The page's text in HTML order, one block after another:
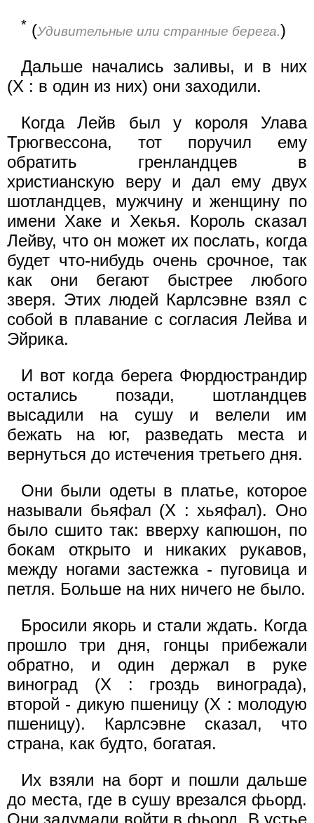
* (Удивительные или странные берега.)
Дальше начались заливы, и в них
(X : в один из них) они заходили.
Когда Лейв был у короля Улава
Трюгвессона, тот поручил ему
обратить гренландцев в
христианскую веру и дал ему двух
шотландцев, мужчину и женщину по
имени Хаке и Хекья. Король сказал
Лейву, что он может их послать, когда
будет что-нибудь очень срочное, так
как они бегают быстрее любого
зверя. Этих людей Карлсэвне взял с
собой в плавание с согласия Лейва и
Эйрика.
И вот когда берега Фюрдюстрандир
остались позади, шотландцев
высадили на сушу и велели им
бежать на юг, разведать места и
вернуться до истечения третьего дня.
Они были одеты в платье, которое
называли бьяфал (X : хьяфал). Оно
было сшито так: вверху капюшон, по
бокам открыто и никаких рукавов,
между ногами застежка - пуговица и
петля. Больше на них ничего не было.
Бросили якорь и стали ждать. Когда
прошло три дня, гонцы прибежали
обратно, и один держал в руке
виноград (X : гроздь винограда),
второй - дикую пшеницу (X : молодую
пшеницу). Карлсэвне сказал, что
страна, как будто, богатая.
Их взяли на борт и пошли дальше
до места, где в сушу врезался фьорд.
Они задумали войти в фьорд. В устье